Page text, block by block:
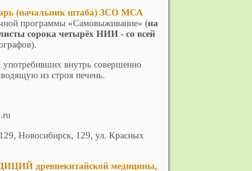
(начальник штаба) ЗСО МСА
программы «Самовыживание» (на
сорока четырёх НИИ - со всей
внутрь совершенно
из строя печень.
Новосибирск, 129, ул. Красных
древнекитайской медицины,